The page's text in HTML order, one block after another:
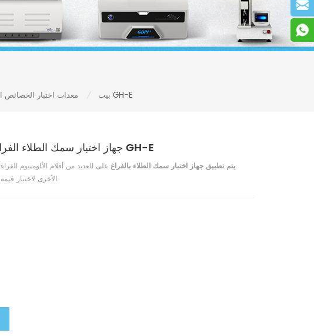
بيت معدات اختبار الخصائص جهاز اختبار سمك الطلاء الفراغي لفيلم الألومنيوم الفراغي GH-E
جهاز اختبار سمك الطلاء الفراغي لفيلم الألومنيوم الفراغي GH-E
يتم تطبيق جهاز اختبار سمك الطلاء بالفراغ على العديد من أفلام الألومنيوم
الأخرى لاختبار قيمة المقاومة والتساوي والسمك وما إلى ذلك.